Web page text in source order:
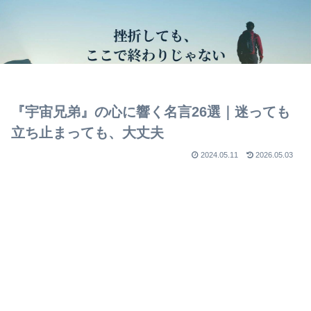
『宇宙兄弟』の心に響く名言26選｜迷っても
立ち止まっても、大丈夫
2024.05.11 2026.05.03